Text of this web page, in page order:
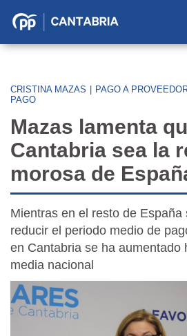
Partido
Cantabria
CRISTINA MAZAS PAGO A
PAGO
Mazas lamenta
Cantabria sea la
morosa de
Mientras en el resto de España
reducir el periodo medio de
en Cantabria se ha aumentado
media nacional